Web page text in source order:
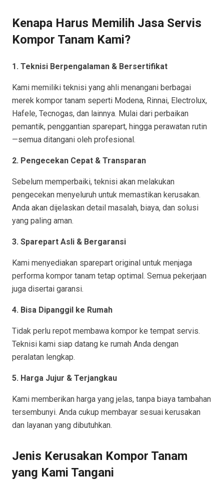
Kenapa Harus Memilih Jasa Servis
Kompor Tanam Kami?
1. Teknisi Berpengalaman & Bersertifikat
Kami memiliki teknisi yang ahli menangani berbagai
merek kompor tanam seperti Modena, Rinnai, Electrolux,
Hafele, Tecnogas, dan lainnya. Mulai dari perbaikan
pemantik, penggantian sparepart, hingga perawatan rutin
—semua ditangani oleh profesional.
2. Pengecekan Cepat & Transparan
Sebelum memperbaiki, teknisi akan melakukan
pengecekan menyeluruh untuk memastikan kerusakan.
Anda akan dijelaskan detail masalah, biaya, dan solusi
yang paling aman.
3. Sparepart Asli & Bergaransi
Kami menyediakan sparepart original untuk menjaga
performa kompor tanam tetap optimal. Semua pekerjaan
juga disertai garansi.
4. Bisa Dipanggil ke Rumah
Tidak perlu repot membawa kompor ke tempat servis.
Teknisi kami siap datang ke rumah Anda dengan
peralatan lengkap.
5. Harga Jujur & Terjangkau
Kami memberikan harga yang jelas, tanpa biaya tambahan
tersembunyi. Anda cukup membayar sesuai kerusakan
dan layanan yang dibutuhkan.
Jenis Kerusakan Kompor Tanam
yang Kami Tangani